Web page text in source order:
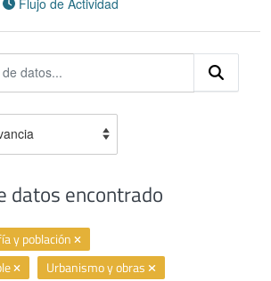
datos encontrado
y población
Urbanismo y obras